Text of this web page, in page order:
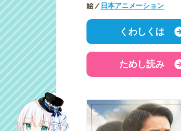
絵／ 日本アニメーション
くわしくは
ためし読み